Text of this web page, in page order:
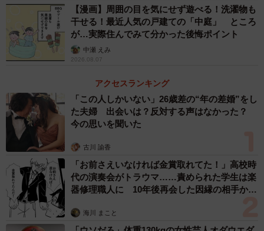
【漫画】周囲の目を気にせず遊べる！洗濯物も
干せる！最近人気の戸建ての「中庭」 ところ
が…実際住んでみて分かった後悔ポイント
中瀬 えみ
2026.08.07
アクセスランキング
「この人しかいない」26歳差の“年の差婚”をし
た夫婦 出会いは？反対する声はなかった？
今の思いを聞いた
古川 諭香
「お前さえいなければ金賞取れてた！」高校時
代の演奏会がトラウマ……責められた学生は楽
器修理職人に 10年後再会した因縁の相手から
海川 まこと